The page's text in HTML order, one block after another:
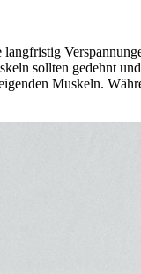
sollten gedehnt
Muskeln.